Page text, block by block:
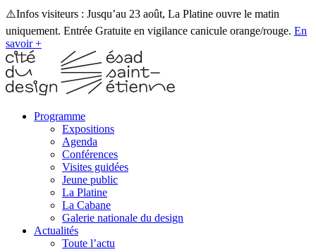
⚠️Infos visiteurs : Jusqu’au 23 août, La Platine ouvre le matin
uniquement. Entrée Gratuite en vigilance canicule orange/rouge. En
savoir +
Programme
Expositions
Agenda
Conférences
Visites guidées
Jeune public
La Platine
La Cabane
Galerie nationale du design
Actualités
Toute l’actu